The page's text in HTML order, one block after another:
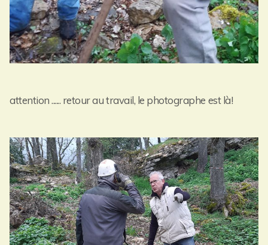
attention ...... retour au travail, le photographe est là!